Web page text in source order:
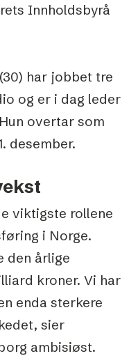
Innholdsbyrå
har jobbet tre
og er i dag leder
overtar som
desember.
viktigste rollene
i Norge.
den årlige
kroner. Vi har
enda sterkere
sier
ambisiøst.